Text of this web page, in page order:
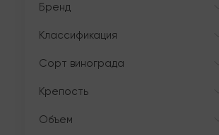
Бренд
Классификация
Сорт винограда
Крепость
Объем